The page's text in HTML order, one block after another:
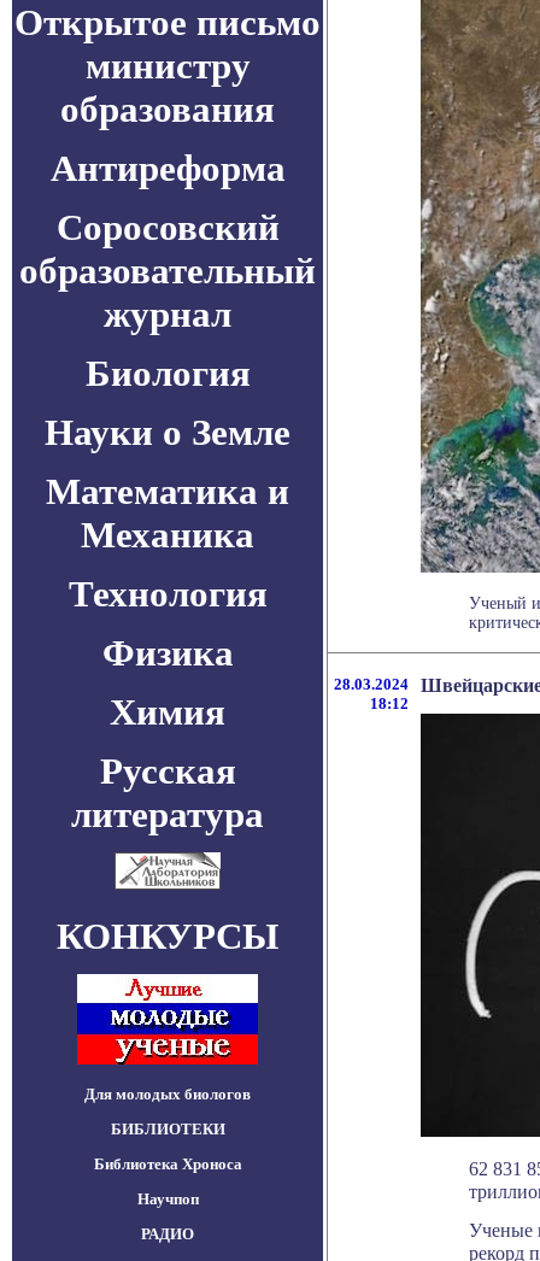
Открытое письмо
министру
образования
Антиреформа
Соросовский
образовательный
журнал
Биология
Науки о Земле
Математика и
Механика
Технология
Физика
Химия
Русская
литература
КОНКУРСЫ
Для молодых биологов
БИБЛИОТЕКИ
Библиотека Хроноса
Научпоп
РАДИО
Ученый
28.03.2024
18:12
62 831
Ученые
рекорд